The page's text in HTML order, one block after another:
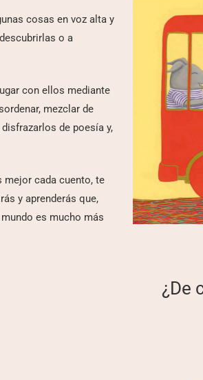
cosas en voz alta y
o a
con ellos mediante
mezclar de
de poesía y,
mejor cada cuento, te
y aprenderás que,
es mucho más
¿De